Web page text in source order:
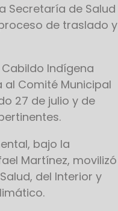
Secretaría de Salud
de traslado y
Indígena
al Comité Municipal
27 de julio y de
bajo la
Martínez, movilizó
del Interior y